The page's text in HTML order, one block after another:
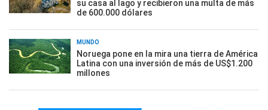
su casa al lago y recibieron una multa de más
de 600.000 dólares
MUNDO
Noruega pone en la mira una tierra de América
Latina con una inversión de más de US$1.200
millones